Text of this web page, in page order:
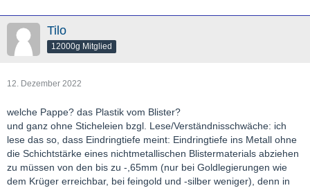
Tilo
12000g Mitglied
12. Dezember 2022
welche Pappe? das Plastik vom Blister?
und ganz ohne Sticheleien bzgl. Lese/Verständnisschwäche: ich
lese das so, dass Eindringtiefe meint: Eindringtiefe ins Metall ohne
die Schichtstärke eines nichtmetallischen Blistermaterials abziehen
zu müssen von den bis zu -,65mm (nur bei Goldlegierungen wie
dem Krüger erreichbar, bei feingold und -silber weniger), denn in